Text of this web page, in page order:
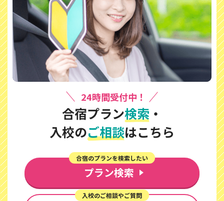
24時間受付中！
合宿プラン検索 ・
入校のご相談はこちら
プラン検索
合宿のプランを検索したい
入校のご相談やご質問